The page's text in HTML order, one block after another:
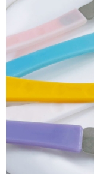
１．於結帳方式選擇「
結帳頁面，進行簡訊認
２．訂單成立數日內，
３．收到繳費通知簡訊
ATM／網路銀行／等多
※ 請注意：結帳手續完
購買商品的店家。未經
後付繳納相關費用。
※ 交易是否成功請以「
是否繳費成功／繳費後
https://
１．透過由恩沛科技股
易，需依本服務之必要
權轉讓予恩沛科技股份
付款後全家取貨
每筆NT$70，滿
7-11取貨付款
每筆NT$70，滿
每筆NT$70，滿
每筆NT$100，滿